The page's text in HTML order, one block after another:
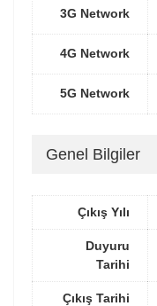
3G Network
4G Network
5G Network
Genel Bilgiler
Çıkış Yılı
Duyuru
Tarihi
Çıkış Tarihi